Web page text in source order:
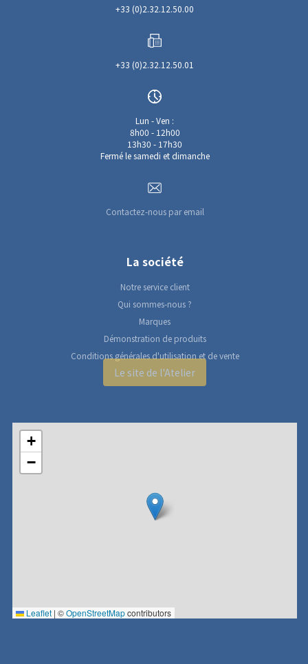
+33 (0)2.32.12.50.00
+33 (0)2.32.12.50.01
Lun - Ven :
8h00 - 12h00
13h30 - 17h30
Fermé le samedi et dimanche
Contactez-nous par email
La société
Notre service client
Qui sommes-nous ?
Marques
Démonstration de produits
Conditions générales d'utilisation et de vente
Le site de l'Atelier